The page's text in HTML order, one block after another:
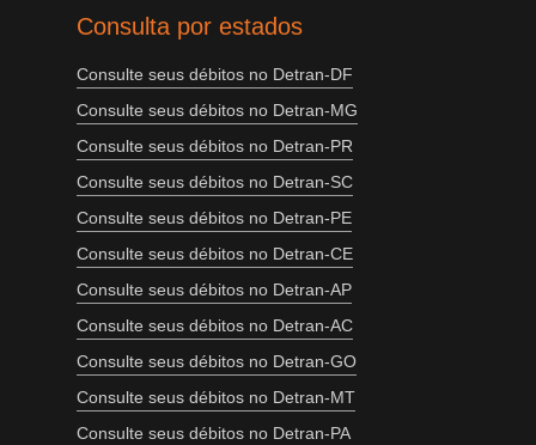
Consulta por estados
Consulte seus débitos no Detran-DF
Consulte seus débitos no Detran-MG
Consulte seus débitos no Detran-PR
Consulte seus débitos no Detran-SC
Consulte seus débitos no Detran-PE
Consulte seus débitos no Detran-CE
Consulte seus débitos no Detran-AP
Consulte seus débitos no Detran-AC
Consulte seus débitos no Detran-GO
Consulte seus débitos no Detran-MT
Consulte seus débitos no Detran-PA